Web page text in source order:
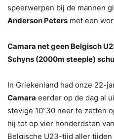
speerwerpen bij de mannen
Anderson Peters met een
Camara net geen Belgisch
Schyns (2000m steeple)
In Griekenland had onze 22-
Camara eerder op de dag al
stevige 10”30 neer te zetten
hij tot op vier honderdsten
Belgische U23-tijd aller tijden